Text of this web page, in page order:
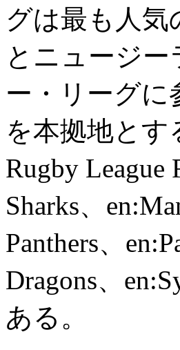
グは最も人
とニュージ
ー・リーグに
を本拠地とす
Rugby League
Sharks、
Panthers、
Dragons、
ある。